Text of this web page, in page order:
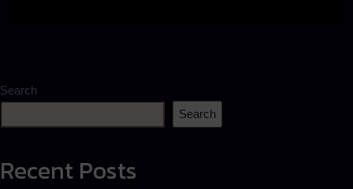
Search
Search
Recent Posts